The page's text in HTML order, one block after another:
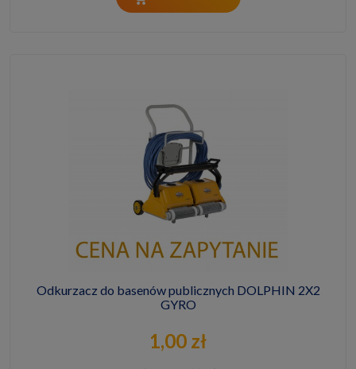
Odkurzacz do basenów publicznych DOLPHIN 2X2
GYRO
1,00 zł